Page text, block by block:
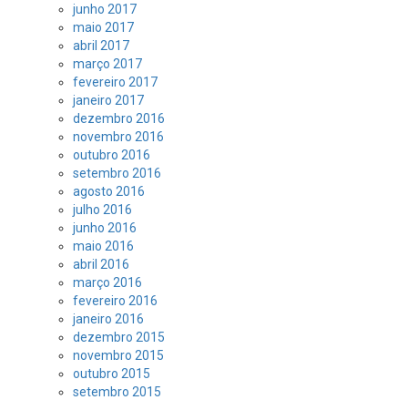
junho 2017
maio 2017
abril 2017
março 2017
fevereiro 2017
janeiro 2017
dezembro 2016
novembro 2016
outubro 2016
setembro 2016
agosto 2016
julho 2016
junho 2016
maio 2016
abril 2016
março 2016
fevereiro 2016
janeiro 2016
dezembro 2015
novembro 2015
outubro 2015
setembro 2015